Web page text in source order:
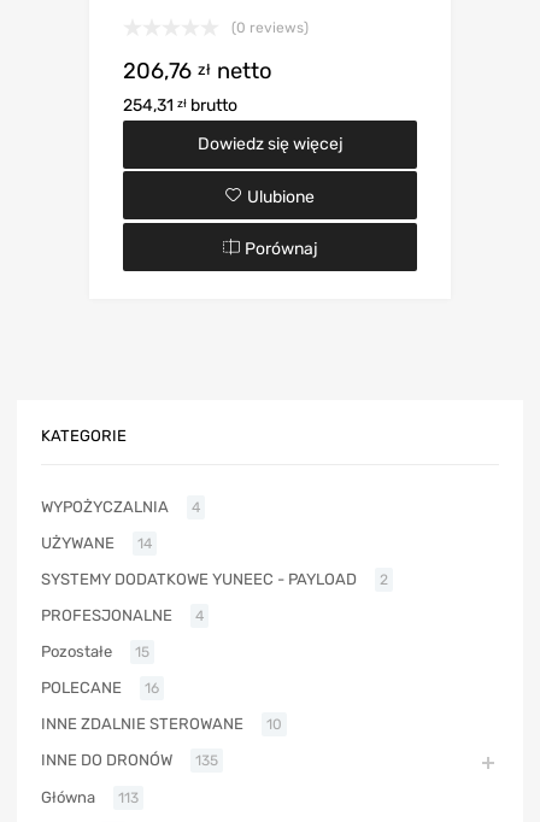
(0 reviews)
206,76 zł netto
254,31 zł brutto
Dowiedz się więcej
Ulubione
Porównaj
KATEGORIE
WYPOŻYCZALNIA 4
UŻYWANE 14
SYSTEMY DODATKOWE YUNEEC - PAYLOAD 2
PROFESJONALNE 4
Pozostałe 15
POLECANE 16
INNE ZDALNIE STEROWANE 10
INNE DO DRONÓW 135
Główna 113